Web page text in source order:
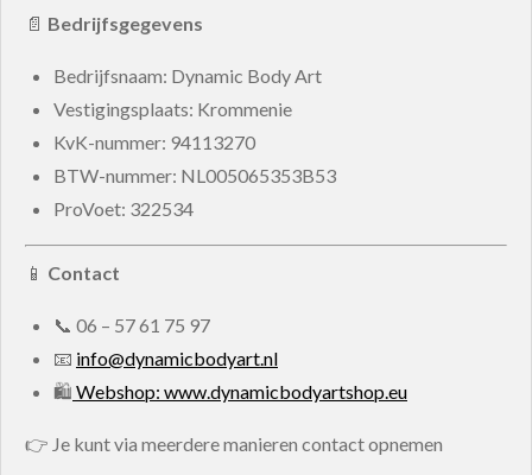
📄 Bedrijfsgegevens
Bedrijfsnaam: Dynamic Body Art
Vestigingsplaats: Krommenie
KvK-nummer: 94113270
BTW-nummer: NL005065353B53
ProVoet: 322534
📱 Contact
📞 06 – 57 61 75 97
📧 info@dynamicbodyart.nl
🛍 Webshop: www.dynamicbodyartshop.eu
👉 Je kunt via meerdere manieren contact opnemen